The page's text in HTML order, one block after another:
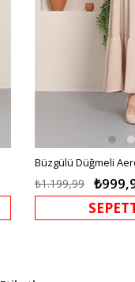
Büzgülü Düğmeli
₺1.199,99